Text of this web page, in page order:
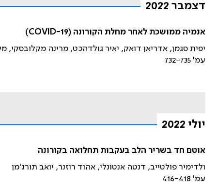
דצמבר 2022
אנמיה ממושכת לאחר מחלת הקורונה (COVID-19)
יפית סגמן, אדריאן דואק, יאיר גולדהכט, מרינה מקלובסקי,
עמ' 732-735
יולי 2022
אוטם חד בשריר הלב בעקבות תחלואה בקורונה
ולדימיר פולטייב, דנטה אנטונלי, אהוד רוזנר, יואב תורג'מן
עמ' 416-418